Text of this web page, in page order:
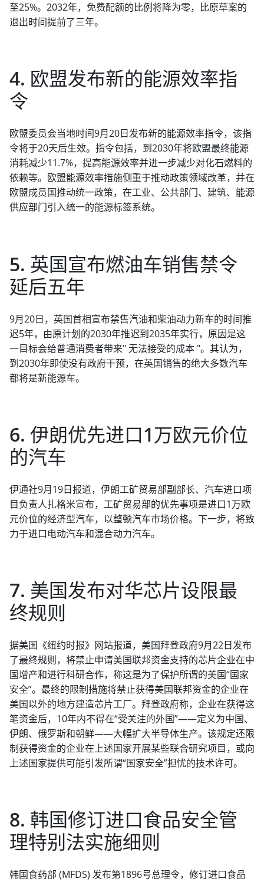
至25%。2032年，免费配额的比例将降为零，比原草案的
退出时间提前了三年。
4. 欧盟发布新的能源效率指
令
欧盟委员会当地时间9月20日发布新的能源效率指令，该指
令将于20天后生效。指令包括，到2030年将欧盟最终能源
消耗减少11.7%，提高能源效率并进一步减少对化石燃料的
依赖等。欧盟能源效率措施侧重于推动政策领域改革，并在
欧盟成员国推动统一政策，在工业、公共部门、建筑、能源
供应部门引入统一的能源标签系统。
5. 英国宣布燃油车销售禁令
延后五年
9月20日，英国首相宣布禁售汽油和柴油动力新车的时间推
迟5年，由原计划的2030年推迟到2035年实行，原因是这
一目标会给普通消费者带来" 无法接受的成本 "。其认为，
到2030年即使没有政府干预，在英国销售的绝大多数汽车
都将是新能源车。
6. 伊朗优先进口1万欧元价位
的汽车
伊通社9月19日报道，伊朗工矿贸易部副部长、汽车进口项
目负责人扎格米宣布，工矿贸易部的优先事项是进口1万欧
元价位的经济型汽车，以整顿汽车市场价格。下一步，将致
力于进口电动汽车和混合动力汽车。
7. 美国发布对华芯片设限最
终规则
据美国《纽约时报》网站报道，美国拜登政府9月22日发布
了最终规则，将禁止申请美国联邦资金支持的芯片企业在中
国增产和进行科研合作，称这是为了保护所谓的美国“国家
安全”。最终的限制措施将禁止获得美国联邦资金的企业在
美国以外的地方建造芯片工厂。拜登政府称，企业在获得这
笔资金后，10年内不得在“受关注的外国”——定义为中国、
伊朗、俄罗斯和朝鲜——大幅扩大半导体生产。该规定还限
制获得资金的企业在上述国家开展某些联合研究项目，或向
上述国家提供可能引发所谓“国家安全”担忧的技术许可。
8. 韩国修订进口食品安全管
理特别法实施细则
韩国食药部 (MFDS) 发布第1896号总理令，修订进口食品